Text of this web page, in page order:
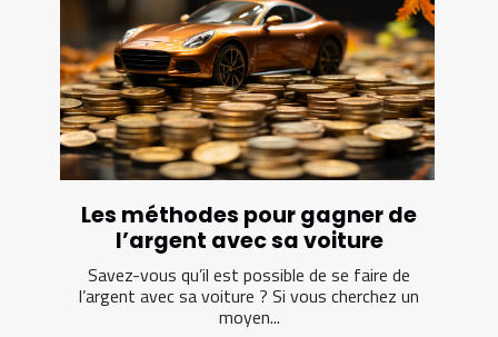
Les méthodes pour gagner de
l’argent avec sa voiture
Savez-vous qu’il est possible de se faire de
l’argent avec sa voiture ? Si vous cherchez un
moyen...